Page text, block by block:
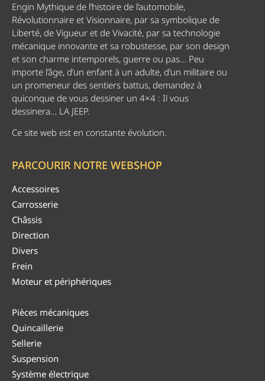
Engin Mythique de l’histoire de l’automobile,
Révolutionnaire et Visionnaire, par sa symbolique de
Liberté, de Vigueur et de Vivacité, par sa technologie
mécanique innovante et sa robustesse, par son design
et son charme intemporels, guerre ou pas… Peu
importe l’âge, d’un enfant à un adulte, d’un militaire ou
un promeneur des sentiers battus, demandez à
quiconque de vous dessiner un 4×4 : Il vous
dessinera… LA JEEP.
Ce site web est en constante évolution.
PARCOURIR NOTRE WEBSHOP
Accessoires
Carrosserie
Châssis
Direction
Divers
Frein
Moteur et périphériques
Pièces mécaniques
Quincaillerie
Sellerie
Suspension
Système électrique